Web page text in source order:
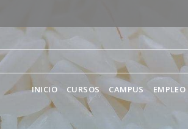
INICIO CURSOS CAMPUS